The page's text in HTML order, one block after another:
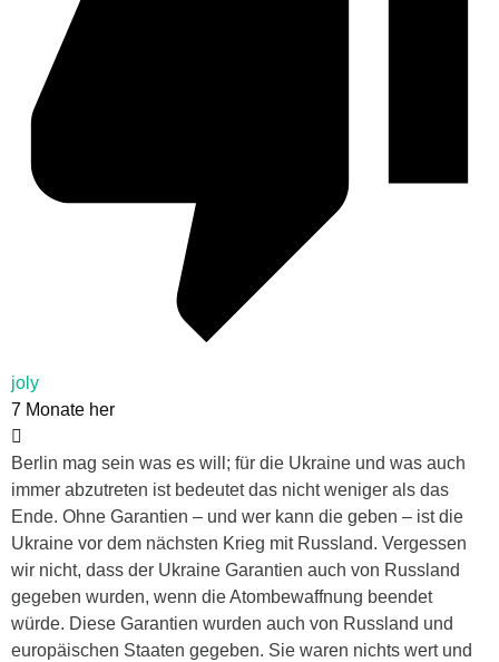
joly
7 Monate her
Berlin mag sein was es will; für die Ukraine und was auch
immer abzutreten ist bedeutet das nicht weniger als das
Ende. Ohne Garantien – und wer kann die geben – ist die
Ukraine vor dem nächsten Krieg mit Russland. Vergessen
wir nicht, dass der Ukraine Garantien auch von Russland
gegeben wurden, wenn die Atombewaffnung beendet
würde. Diese Garantien wurden auch von Russland und
europäischen Staaten gegeben. Sie waren nichts wert und